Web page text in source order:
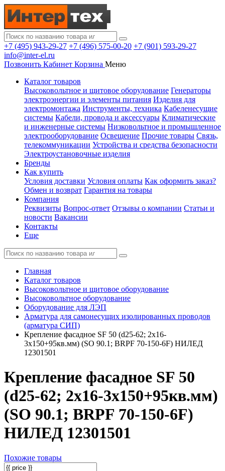
+7 (495) 943-29-27 +7 (496) 575-00-20 +7 (901) 593-29-27
info@inter-el.ru
Позвонить Кабинет Корзина Меню
Каталог товаров
Высоковольтное и щитовое оборудование Генераторы
электроэнергии и элементы питания Изделия для
электромонтажа Инструменты, техника Кабеленесущие
системы Кабели, провода и аксессуары Климатические
и инженерные системы Низковольтное и промышленное
электрооборудование Освещение Прочие товары Связь,
телекоммуникации Устройства и средства безопасности
Электроустановочные изделия
Бренды
Как купить
Условия доставки Условия оплаты Как оформить заказ?
Обмен и возврат Гарантия на товары
Компания
Реквизиты Вопрос-ответ Отзывы о компании Статьи и
новости Вакансии
Контакты
Еще
Главная
Каталог товаров
Высоковольтное и щитовое оборудование
Высоковольтное оборудование
Оборудование для ЛЭП
Арматура для самонесущих изолированных проводов
(арматура СИП)
Крепление фасадное SF 50 (d25-62; 2х16-
3х150+95кв.мм) (SO 90.1; BRPF 70-150-6F) НИЛЕД
12301501
Крепление фасадное SF 50
(d25-62; 2х16-3х150+95кв.мм)
(SO 90.1; BRPF 70-150-6F)
НИЛЕД 12301501
Похожие товары